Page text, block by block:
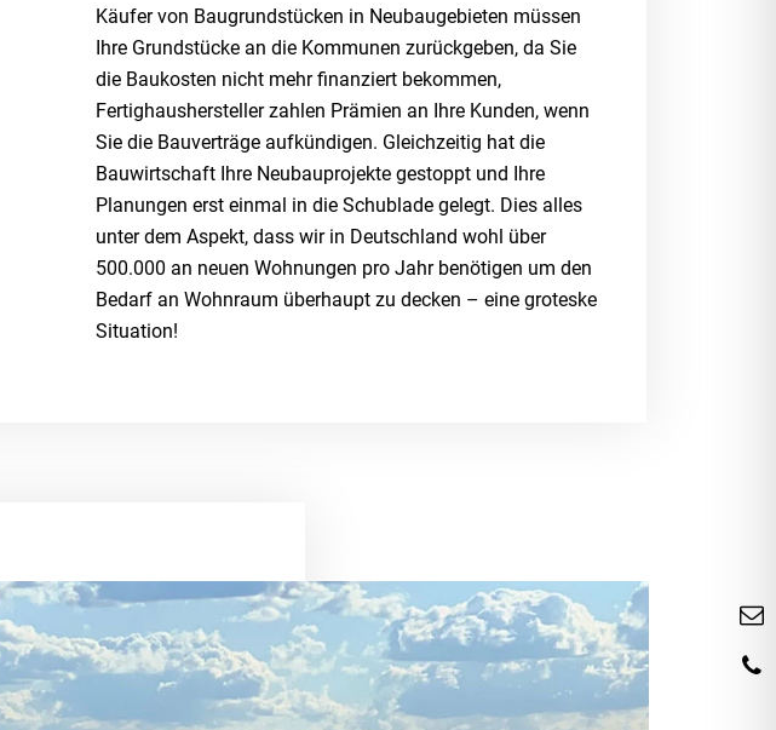
Käufer von Baugrundstücken in Neubaugebieten müssen
Ihre Grundstücke an die Kommunen zurückgeben, da Sie
die Baukosten nicht mehr finanziert bekommen,
Fertighaushersteller zahlen Prämien an Ihre Kunden, wenn
Sie die Bauverträge aufkündigen. Gleichzeitig hat die
Bauwirtschaft Ihre Neubauprojekte gestoppt und Ihre
Planungen erst einmal in die Schublade gelegt. Dies alles
unter dem Aspekt, dass wir in Deutschland wohl über
500.000 an neuen Wohnungen pro Jahr benötigen um den
Bedarf an Wohnraum überhaupt zu decken – eine groteske
Situation!